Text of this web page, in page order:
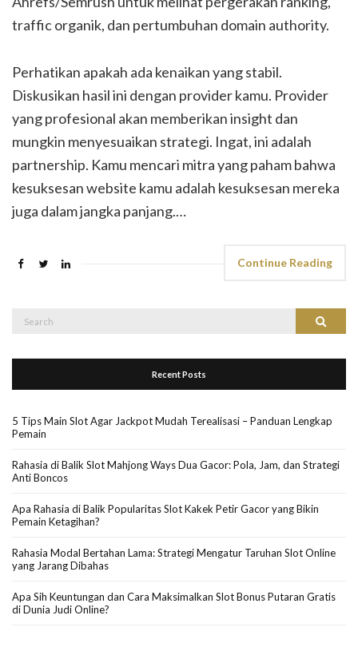
traffic organik, dan pertumbuhan domain authority.
Perhatikan apakah ada kenaikan yang stabil.
Diskusikan hasil ini dengan provider kamu. Provider
yang profesional akan memberikan insight dan
mungkin menyesuaikan strategi. Ingat, ini adalah
partnership. Kamu mencari mitra yang paham bahwa
kesuksesan website kamu adalah kesuksesan mereka
juga dalam jangka panjang.…
Continue Reading
Search
Recent Posts
5 Tips Main Slot Agar Jackpot Mudah Terealisasi – Panduan Lengkap
Pemain
Rahasia di Balik Slot Mahjong Ways Dua Gacor: Pola, Jam, dan Strategi
Anti Boncos
Apa Rahasia di Balik Popularitas Slot Kakek Petir Gacor yang Bikin
Pemain Ketagihan?
Rahasia Modal Bertahan Lama: Strategi Mengatur Taruhan Slot Online
yang Jarang Dibahas
Apa Sih Keuntungan dan Cara Maksimalkan Slot Bonus Putaran Gratis
di Dunia Judi Online?